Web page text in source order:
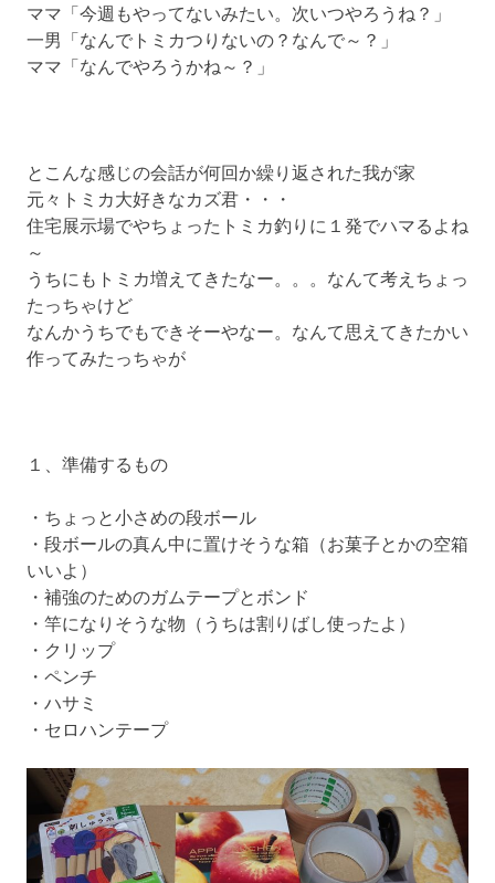
ママ「今週もやってないみたい。次いつやろうね？」
一男「なんでトミカつりないの？なんで～？」
ママ「なんでやろうかね～？」
とこんな感じの会話が何回か繰り返された我が家
元々トミカ大好きなカズ君・・・
住宅展示場でやちょったトミカ釣りに１発でハマるよね
～
うちにもトミカ増えてきたなー。。。なんて考えちょっ
たっちゃけど
なんかうちでもできそーやなー。なんて思えてきたかい
作ってみたっちゃが
１、準備するもの
・ちょっと小さめの段ボール
・段ボールの真ん中に置けそうな箱（お菓子とかの空箱
いいよ）
・補強のためのガムテープとボンド
・竿になりそうな物（うちは割りばし使ったよ）
・クリップ
・ペンチ
・ハサミ
・セロハンテープ